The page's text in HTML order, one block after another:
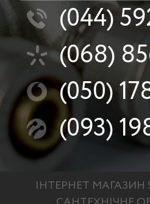
Рабочие характеристики и
(044)
(068)
(050)
(093)
ІНТЕРНЕТ МАГАЗИН